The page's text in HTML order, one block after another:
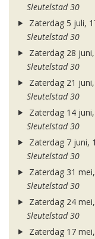
Sleutelstad 30
Zaterdag 5 juli,
Sleutelstad 30
Zaterdag 28
Sleutelstad 30
Zaterdag 21
Sleutelstad 30
Zaterdag 14
Sleutelstad 30
Zaterdag 7 juni,
Sleutelstad 30
Zaterdag 31
Sleutelstad 30
Zaterdag 24
Sleutelstad 30
Zaterdag 17